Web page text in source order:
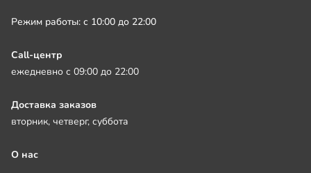
Режим работы: с 10:00 до 22:00
Call-центр
ежедневно с 09:00 до 22:00
Доставка заказов
вторник, четверг, суббота
О нас